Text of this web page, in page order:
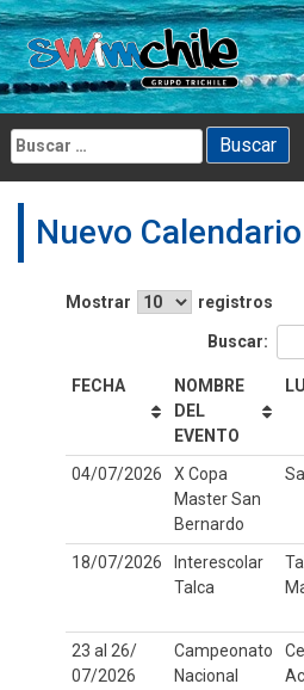
Skip
to
content
Buscar:
Nuevo Calendario
Mostrar registros
Buscar:
FECHA
NOMBRE
DEL
EVENTO
FECHA
NOMBRE
DEL
EVENTO
04/07/2026
X Copa
Master San
Bernardo
18/07/2026
Interescolar
Talca
23 al 26/
07/2026
Campeonato
Nacional